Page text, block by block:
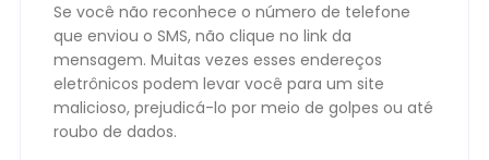
Se você não reconhece o número de telefone
que enviou o SMS, não clique no link da
mensagem. Muitas vezes esses endereços
eletrônicos podem levar você para um site
malicioso, prejudicá-lo por meio de golpes ou até
roubo de dados.